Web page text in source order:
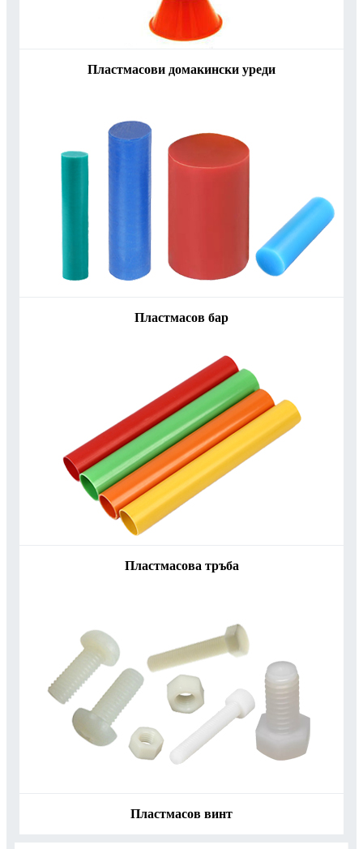
Пластмасови домакински уреди
Пластмасов бар
Пластмасова тръба
Пластмасов винт